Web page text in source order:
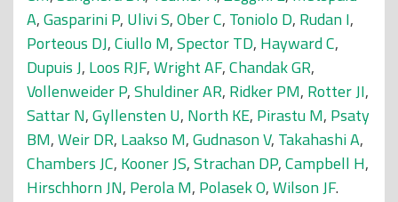
A,Gasparini P, Ulivi S,Ober C, Toniolo D, Rudan I,
Porteous DJ,Ciullo M,Spector TD, Hayward C,
Dupuis J, Loos RJF,Wright AF,Chandak GR,
Vollenweider P,Shuldiner AR, Ridker PM, Rotter JI,
Sattar N,Gyllensten U, North KE, Pirastu M, Psaty
BM,Weir DR, Laakso M,Gudnason V, Takahashi A,
Chambers JC, Kooner JS,Strachan DP,Campbell H,
Hirschhorn JN, Perola M, Polasek O,Wilson JF.